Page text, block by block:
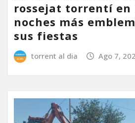
rossejat torrentí en
noches más
sus fiestas
torrent al dia Ago 7,